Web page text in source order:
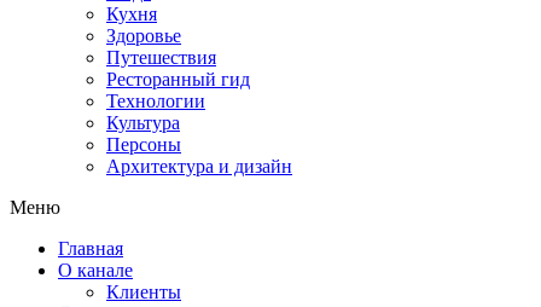
Кухня
Здоровье
Путешествия
Ресторанный гид
Технологии
Культура
Персоны
Архитектура и дизайн
Меню
Главная
О канале
Клиенты